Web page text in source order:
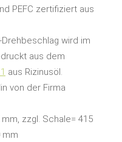
PEFC zertifiziert aus
wird im
aus dem
aus Rizinusöl.
von der Firma
zzgl. Schale= 415
mm